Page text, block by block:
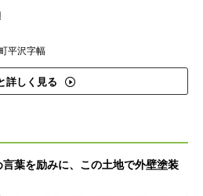
平沢字幅
詳しく見る
葉を励みに、この土地で外壁塗装